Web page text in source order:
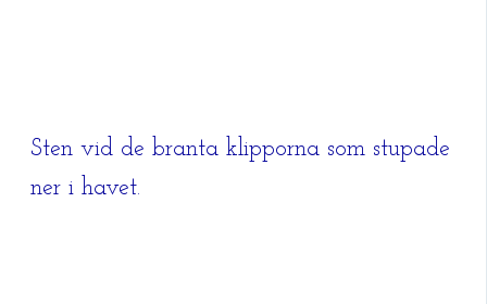
Sten vid de branta klipporna som stupade
ner i havet.